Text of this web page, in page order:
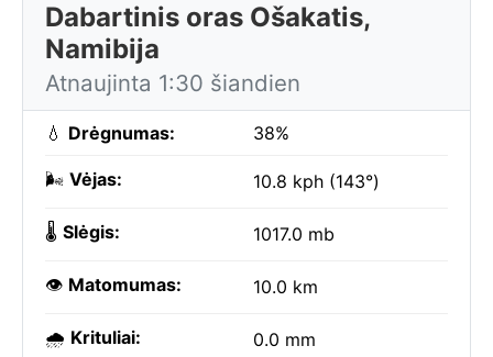
Dabartinis oras Ošakatis,
Namibija
Atnaujinta 1:30 šiandien
💧 Drėgnumas: 38%
🌬️ Vėjas: 10.8 kph (143°)
🌡️ Slėgis: 1017.0 mb
👁️ Matomumas: 10.0 km
🌧️ Krituliai: 0.0 mm